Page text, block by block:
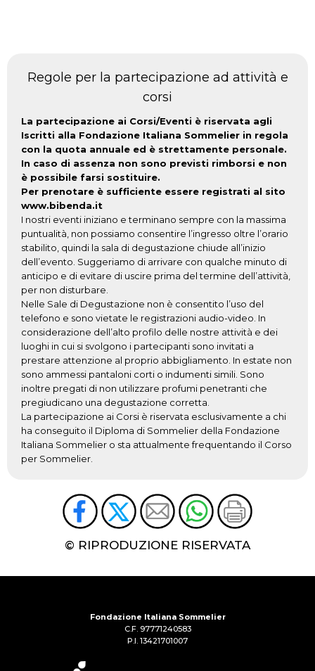
Regole per la partecipazione ad attività e
corsi
La partecipazione ai Corsi/Eventi è riservata agli
Iscritti alla Fondazione Italiana Sommelier in regola
con la quota annuale ed è strettamente personale.
In caso di assenza non sono previsti rimborsi e non
è possibile farsi sostituire.
Per prenotare è sufficiente essere registrati al sito
www.bibenda.it
I nostri eventi iniziano e terminano sempre con la massima
puntualità, non possiamo consentire l’ingresso oltre l’orario
stabilito, quindi la sala di degustazione chiude all’inizio
dell’evento. Suggeriamo di arrivare con qualche minuto di
anticipo e di evitare di uscire prima del termine dell’attività,
per non disturbare.
Nelle Sale di Degustazione non è consentito l’uso del
telefono e sono vietate le registrazioni audio-video. In
considerazione dell’alto profilo delle nostre attività e dei
luoghi in cui si svolgono i partecipanti sono invitati a
prestare attenzione al proprio abbigliamento. In estate non
sono ammessi pantaloni corti o indumenti simili. Sono
inoltre pregati di non utilizzare profumi penetranti che
pregiudicano una degustazione corretta.
La partecipazione ai Corsi è riservata esclusivamente a chi
ha conseguito il Diploma di Sommelier della Fondazione
Italiana Sommelier o sta attualmente frequentando il Corso
per Sommelier.
© RIPRODUZIONE RISERVATA
Fondazione Italiana Sommelier
C.F. 97771240583
P.I. 13421701007